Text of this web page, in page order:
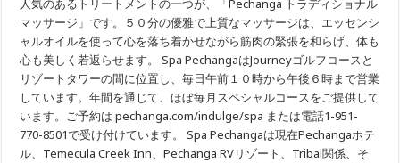
人気のあるトリートメントの一つが、「Pechanga トラディショナル
マッサージ」です。５０分の優雅で上質なマッサージは、エッセンシ
ャルオイルを使って心を落ち着かせながら筋肉の緊張を和らげ、体も
心も美しく若返らせます。 Spa PechangaはJourneyゴルフコースと
リゾートタワーの間に位置し、毎日午前１０時から午後６時まで営業
しています。年間を通じて、ほぼ毎月スペシャルコースをご提供して
います。ご予約は pechanga.com/indulge/spa または電話1-951-
770-8501で受け付けています。 Spa Pechangaは現在Pechangaホテ
ル、Temecula Creek Inn、Pechanga RVリゾート、Tribal関係、そ